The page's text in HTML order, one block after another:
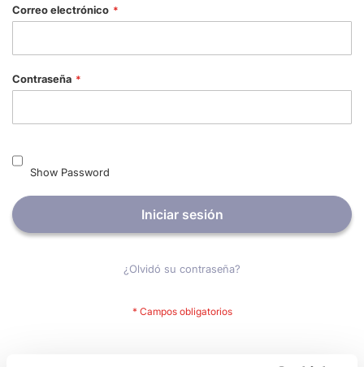
Correo electrónico
Contraseña
Show Password
Iniciar sesión
¿Olvidó su contraseña?